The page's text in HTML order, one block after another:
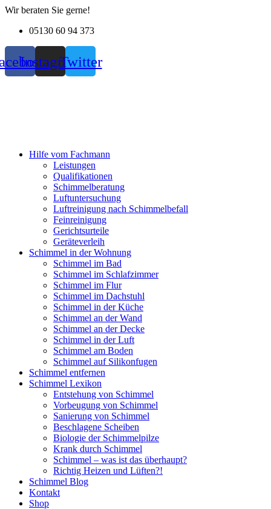
Zum
wechseln
Wir beraten Sie gerne!
05130 60 94 373
InstagramTwitter
Hilfe vom Fachmann
Leistungen
Qualifikationen
Schimmelberatung
Luftuntersuchung
Luftreinigung nach Schimmelbefall
Feinreinigung
Gerichtsurteile
Geräteverleih
Schimmel in der Wohnung
Schimmel im Bad
Schimmel im Schlafzimmer
Schimmel im Flur
Schimmel im Dachstuhl
Schimmel in der Küche
Schimmel an der Wand
Schimmel an der Decke
Schimmel in der Luft
Schimmel am Boden
Schimmel auf Silikonfugen
Schimmel entfernen
Schimmel Lexikon
Entstehung von Schimmel
Vorbeugung von Schimmel
Sanierung von Schimmel
Beschlagene Scheiben
Biologie der Schimmelpilze
Krank durch Schimmel
Schimmel – was ist das überhaupt?
Richtig Heizen und Lüften?!
Schimmel Blog
Kontakt
Shop